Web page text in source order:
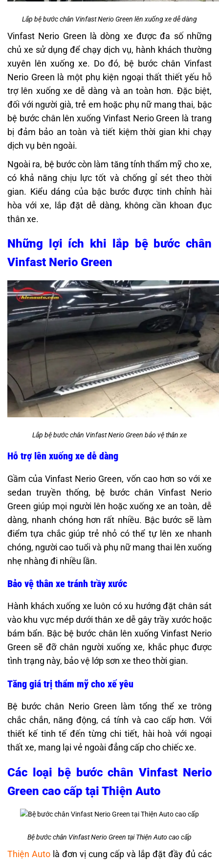
Lắp bệ bước chân Vinfast Nerio Green lên xuống xe dễ dàng
Vinfast Nerio Green là dòng xe được đa số những
chủ xe sử dụng để chạy dịch vụ, hành khách thường
xuyên lên xuống xe. Do đó, bệ bước chân Vinfast
Nerio Green là một phụ kiện ngoại thất thiết yếu hỗ
trợ lên xuống xe dễ dàng và an toàn hơn. Đặc biệt,
đối với người già, trẻ em hoặc phụ nữ mang thai, bậc
bệ bước chân lên xuống Vinfast Nerio Green là trang
bị đảm bảo an toàn và tiết kiệm thời gian khi chạy
dịch vụ bên ngoài.
Ngoài ra, bệ bước còn làm tăng tính thẩm mỹ cho xe,
có khả năng chịu lực tốt và chống gỉ sét theo thời
gian. Kiểu dáng của bậc bước được tinh chỉnh hài
hòa với xe, lắp đặt dễ dàng, không cần khoan đục
thân xe.
Những lợi ích khi lắp bệ bước chân
Vinfast Nerio Green
Lắp bệ bước chân Vinfast Nerio Green bảo vệ thân xe
Hỗ trợ lên xuống xe dễ dàng
Gầm của Vinfast Nerio Green, vốn cao hơn so với xe
sedan truyền thống, bệ bước chân Vinfast Nerio
Green giúp mọi người lên hoặc xuống xe an toàn, dễ
dàng, nhanh chóng hơn rất nhiều. Bậc bước sẽ làm
điểm tựa chắc giúp trẻ nhỏ có thể tự lên xe nhanh
chóng, người cao tuổi và phụ nữ mang thai lên xuống
nhẹ nhàng đi nhiều lần.
Bảo vệ thân xe tránh trầy xước
Hành khách xuống xe luôn có xu hướng đặt chân sát
vào khu vực mép dưới thân xe dễ gây trầy xước hoặc
bám bẩn. Bậc bệ bước chân lên xuống Vinfast Nerio
Green sẽ đỡ chân người xuống xe, khắc phục được
tình trạng này, bảo vệ lớp sơn xe theo thời gian.
Tăng giá trị thẩm mỹ cho xế yêu
Bệ bước chân Nerio Green làm tổng thể xe trông
chắc chắn, năng động, cá tính và cao cấp hơn. Với
thiết kế tinh tế đến từng chi tiết, hài hoà với ngoại
thất xe, mang lại vẻ ngoài đẳng cấp cho chiếc xe.
Các loại bệ bước chân Vinfast Nerio
Green cao cấp tại Thiện Auto
Bệ bước chân Vinfast Nerio Green tại Thiện Auto cao cấp
Thiện Auto là đơn vị cung cấp và lắp đặt đầy đủ các